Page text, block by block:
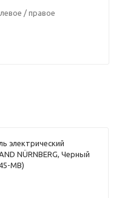
левое / правое
электрический
NÜRNBERG, Черный
MB)